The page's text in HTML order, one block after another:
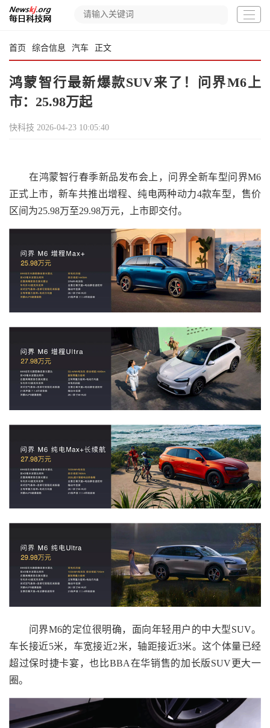
首页 综合信息 汽车 正文
鸿蒙智行最新爆款SUV来了！问界M6上
市：25.98万起
快科技 2026-04-23 10:05:40
在鸿蒙智行春季新品发布会上，问界全新车型问界M6
正式上市，新车共推出增程、纯电两种动力4款车型，售价
区间为25.98万至29.98万元，上市即交付。
问界M6的定位很明确，面向年轻用户的中大型SUV。
车长接近5米，车宽接近2米，轴距接近3米。这个体量已经
超过保时捷卡宴，也比BBA在华销售的加长版SUV更大一
圈。